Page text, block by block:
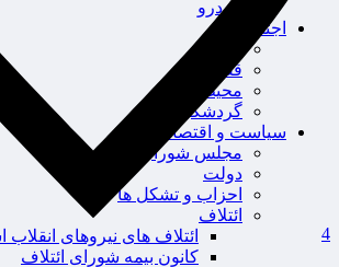
خودرو
اجتماعی
سلامت
قضایی
محیط زیست
گردشگری
سیاست و اقتصاد
مجلس شورای اسلامی
دولت
احزاب و تشکل ها
ائتلاف
ائتلاف های نیروهای انقلاب
کانون بیمه شورای ائتلاف
4